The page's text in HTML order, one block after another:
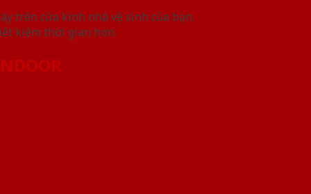
trên cửa kính nhà vệ sinh của bạn.
kiệm thời gian hơn.